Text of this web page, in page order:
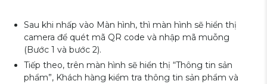
Sau khi nhấp vào Màn hình, thì màn hình sẽ hiển thị
camera để quét mã QR code và nhập mã muỗng
(Bước 1 và bước 2).
Tiếp theo, trên màn hình sẽ hiển thị “Thông tin sản
phẩm”, Khách hàng kiểm tra thông tin sản phẩm và